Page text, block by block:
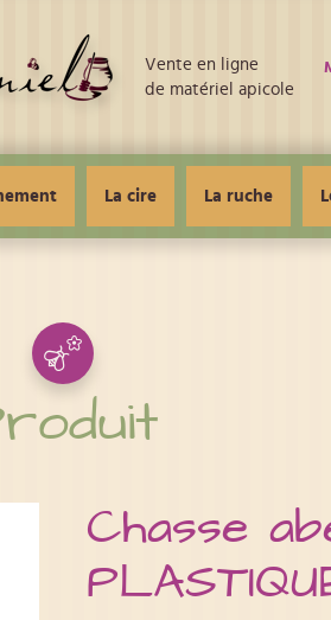
Chasse
Vente en ligne
de matériel apicole
La cire La ruche